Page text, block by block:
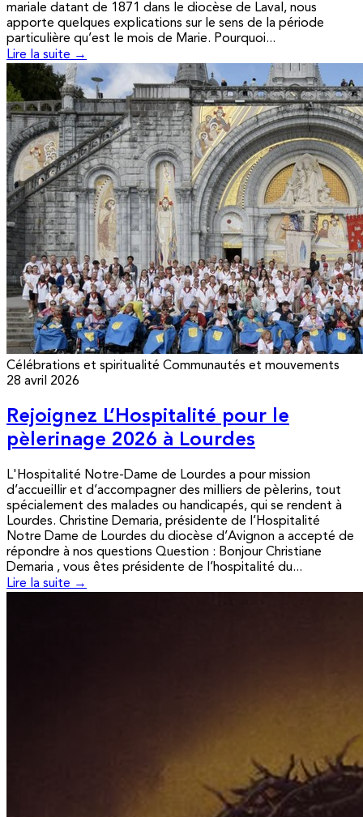
mariale datant de 1871 dans le diocèse de Laval, nous
apporte quelques explications sur le sens de la période
particulière qu’est le mois de Marie. Pourquoi...
Lire la suite →
Célébrations et spiritualité Communautés et mouvements
28 avril 2026
Rejoignez L’Hospitalité pour le
pèlerinage 2026 à Lourdes
L'Hospitalité Notre-Dame de Lourdes a pour mission
d’accueillir et d’accompagner des milliers de pèlerins, tout
spécialement des malades ou handicapés, qui se rendent à
Lourdes. Christine Demaria, présidente de l’Hospitalité
Notre Dame de Lourdes du diocèse d’Avignon a accepté de
répondre à nos questions Question : Bonjour Christiane
Demaria , vous êtes présidente de l’hospitalité du...
Lire la suite →